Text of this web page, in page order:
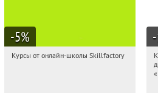
-5%
21:38:38
Получи первым!
Курсы от онлайн-школы Skillfactory